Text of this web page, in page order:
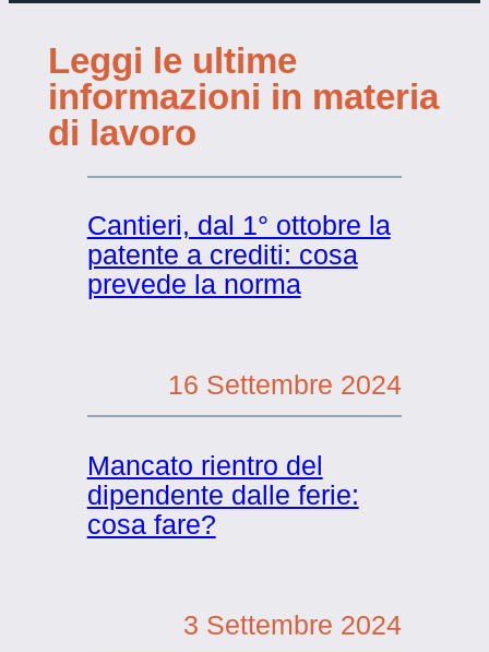
Leggi le ultime
informazioni in materia
di lavoro
Cantieri, dal 1° ottobre la
patente a crediti: cosa
prevede la norma
16 Settembre 2024
Mancato rientro del
dipendente dalle ferie:
cosa fare?
3 Settembre 2024